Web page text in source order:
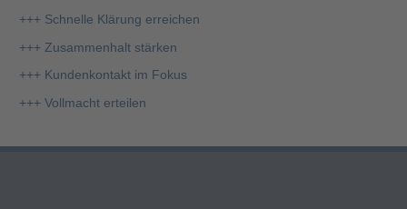
c
h
+++ Schnelle Klärung erreichen
+++ Zusammenhalt stärken
+++ Kundenkontakt im Fokus
+++ Vollmacht erteilen